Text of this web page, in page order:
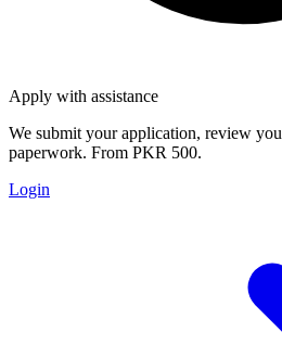
Apply with assistance
We submit your application, review
paperwork. From PKR 500.
Login